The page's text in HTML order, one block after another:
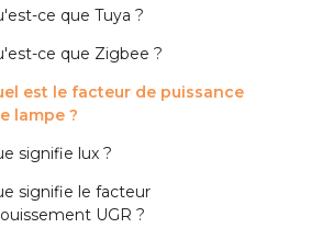
ce que Tuya ?
ce que Zigbee ?
est le facteur de puissance
lampe ?
signifie lux ?
signifie le facteur
UGR ?